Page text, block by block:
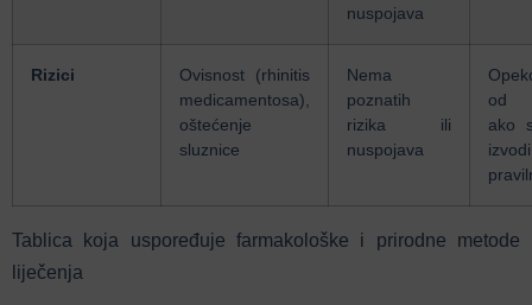
nuspojava
Rizici
Ovisnost (rhinitis
medicamentosa),
oštećenje
sluznice
Nema
poznatih
rizika ili
nuspojava
od
ako
izvodi
Tablica koja uspoređuje farmakološke i prirodne metode
liječenja